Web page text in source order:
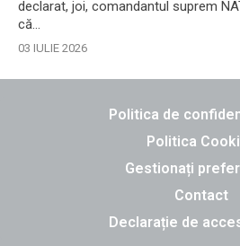
declarat, joi, comandantul suprem
că...
03 IULIE 2026
Politica de
Politica
Gestionați
Contact
Declarație de